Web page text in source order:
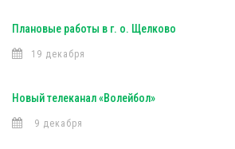
Плановые работы в г. о. Щелково
19 декабря
Новый телеканал «Волейбол»
9 декабря